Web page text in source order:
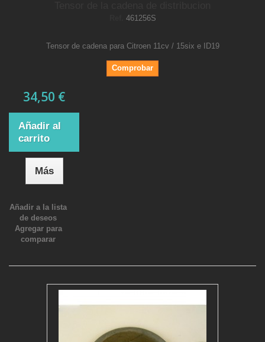
461256S
Tensor de cadena para Citroen 11cv / 15six e ID19
Comprobar
34,50 €
Añadir al
carrito
Más
Añadir a la lista
de deseos
Agregar para
comparar